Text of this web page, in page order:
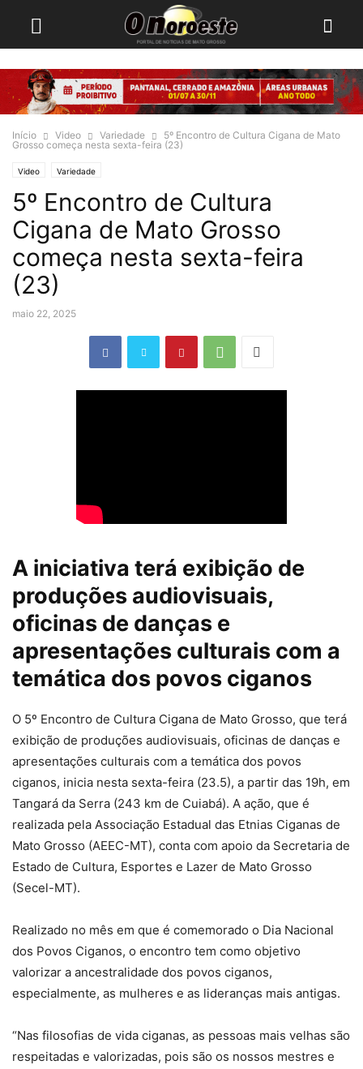
Início Video Variedade
5º Encontro de Cultura Cigana de Mato
Grosso começa nesta sexta-feira (23)
Video Variedade
5º Encontro de Cultura
Cigana de Mato Grosso
começa nesta sexta-feira
(23)
maio 22, 2025
A iniciativa terá exibição de
produções audiovisuais,
oficinas de danças e
apresentações culturais com a
temática dos povos ciganos
O 5º Encontro de Cultura Cigana de Mato Grosso, que terá
exibição de produções audiovisuais, oficinas de danças e
apresentações culturais com a temática dos povos
ciganos, inicia nesta sexta-feira (23.5), a partir das 19h, em
Tangará da Serra (243 km de Cuiabá). A ação, que é
realizada pela Associação Estadual das Etnias Ciganas de
Mato Grosso (AEEC-MT), conta com apoio da Secretaria de
Estado de Cultura, Esportes e Lazer de Mato Grosso
(Secel-MT).
Realizado no mês em que é comemorado o Dia Nacional
dos Povos Ciganos, o encontro tem como objetivo
valorizar a ancestralidade dos povos ciganos,
especialmente, as mulheres e as lideranças mais antigas.
“Nas filosofias de vida ciganas, as pessoas mais velhas são
respeitadas e valorizadas, pois são os nossos mestres e